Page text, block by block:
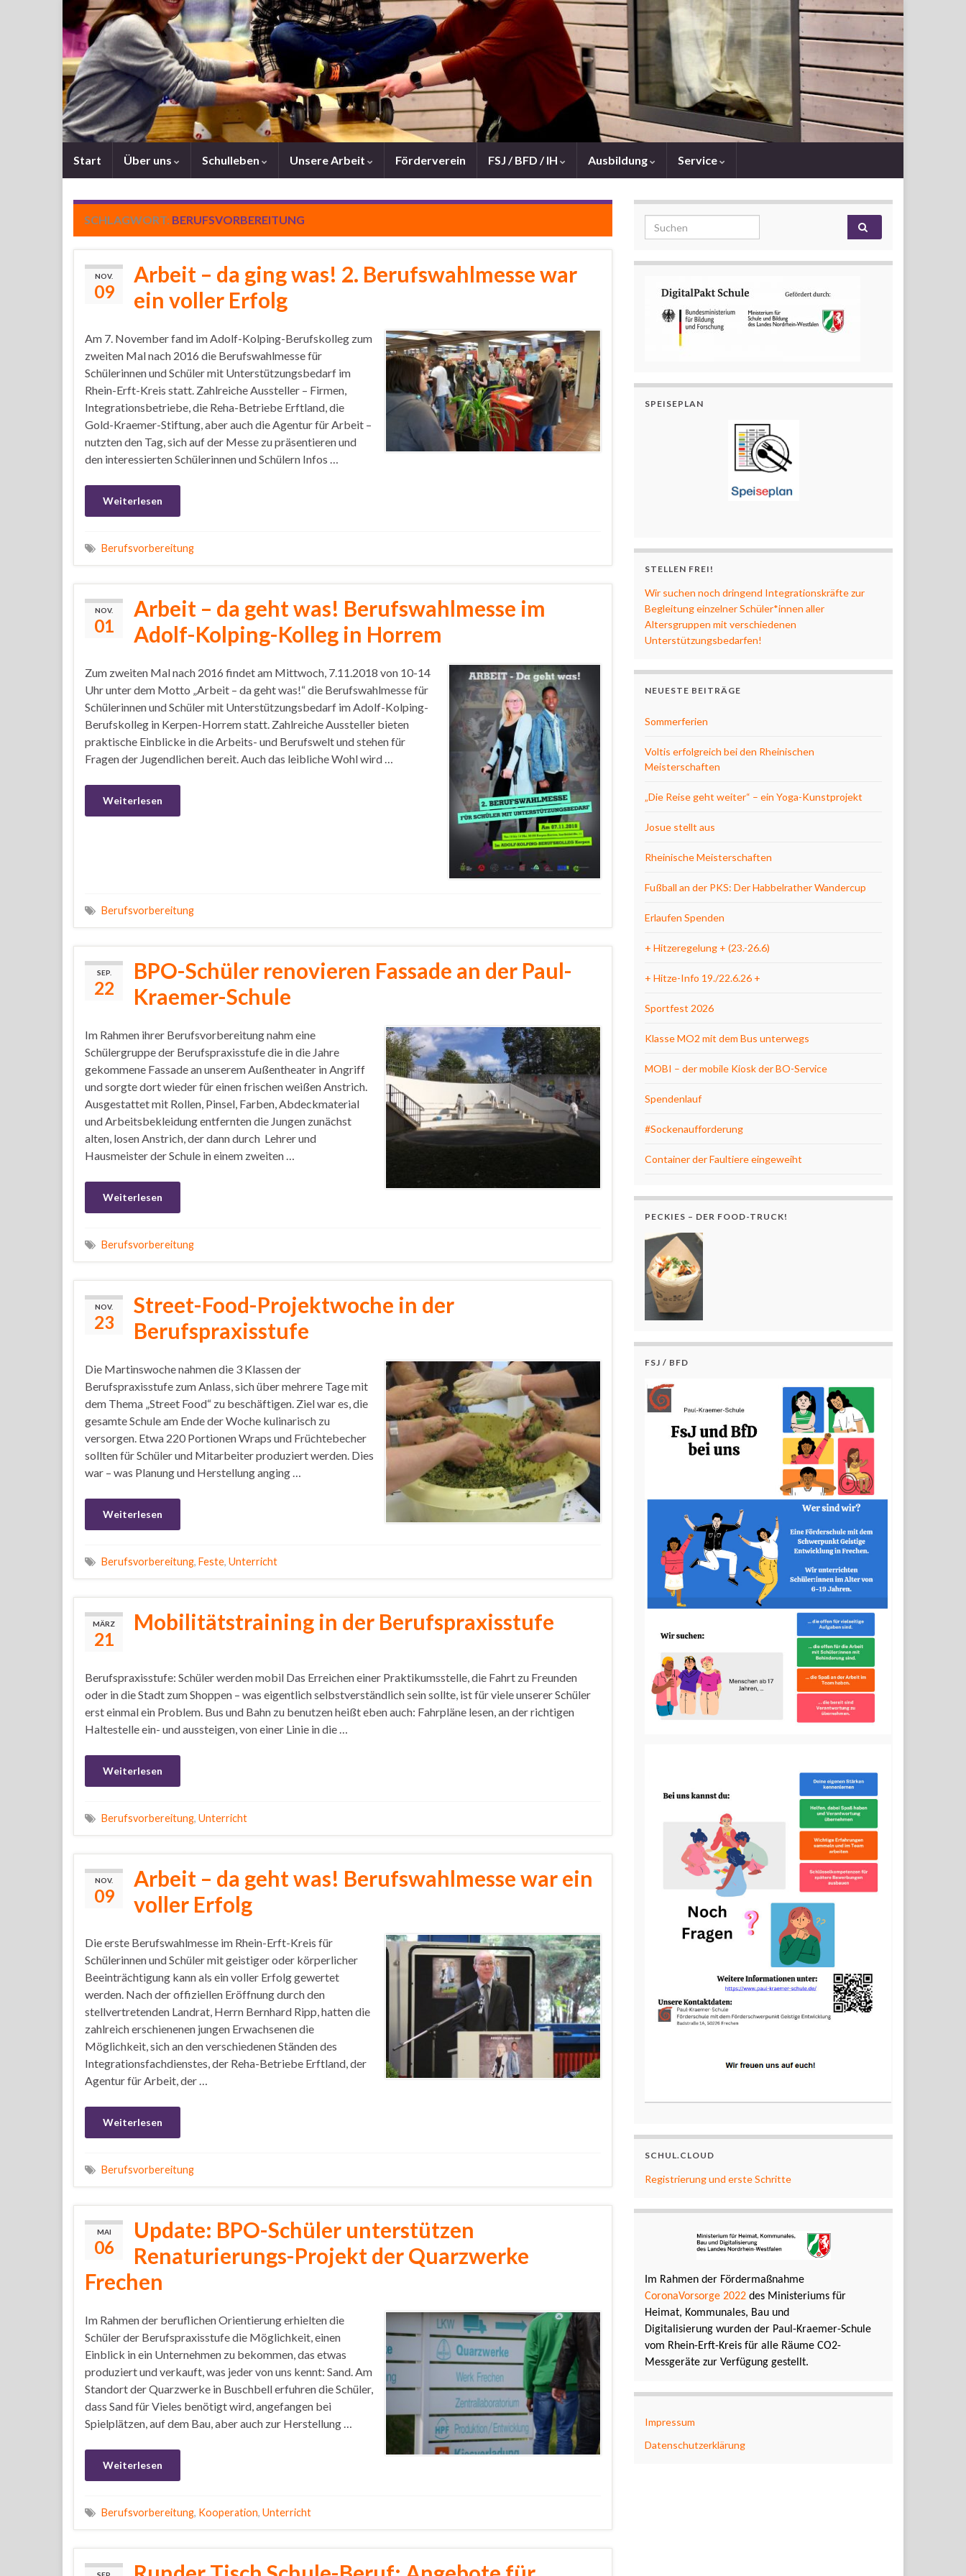
Start Über uns Schulleben Unsere Arbeit Förderverein FSJ / BFD / IH Ausbildung Service
SCHLAGWORT: BERUFSVORBEREITUNG
NOV.
09
Arbeit – da ging was! 2. Berufswahlmesse war
ein voller Erfolg
Am 7. November fand im Adolf-Kolping-Berufskolleg zum
zweiten Mal nach 2016 die Berufswahlmesse für
Schülerinnen und Schüler mit Unterstützungsbedarf im
Rhein-Erft-Kreis statt. Zahlreiche Aussteller – Firmen,
Integrationsbetriebe, die Reha-Betriebe Erftland, die
Gold-Kraemer-Stiftung, aber auch die Agentur für Arbeit –
nutzten den Tag, sich auf der Messe zu präsentieren und
den interessierten Schülerinnen und Schülern Infos …
Weiterlesen
Berufsvorbereitung
NOV.
01
Arbeit – da geht was! Berufswahlmesse im
Adolf-Kolping-Kolleg in Horrem
Zum zweiten Mal nach 2016 findet am Mittwoch, 7.11.2018 von 10-14
Uhr unter dem Motto „Arbeit – da geht was!“ die Berufswahlmesse für
Schülerinnen und Schüler mit Unterstützungsbedarf im Adolf-Kolping-
Berufskolleg in Kerpen-Horrem statt. Zahlreiche Aussteller bieten
praktische Einblicke in die Arbeits- und Berufswelt und stehen für
Fragen der Jugendlichen bereit. Auch das leibliche Wohl wird …
Weiterlesen
Berufsvorbereitung
SEP.
22
BPO-Schüler renovieren Fassade an der Paul-
Kraemer-Schule
Im Rahmen ihrer Berufsvorbereitung nahm eine
Schülergruppe der Berufspraxisstufe die in die Jahre
gekommene Fassade an unserem Außentheater in Angriff
und sorgte dort wieder für einen frischen weißen Anstrich.
Ausgestattet mit Rollen, Pinsel, Farben, Abdeckmaterial
und Arbeitsbekleidung entfernten die Jungen zunächst
alten, losen Anstrich, der dann durch Lehrer und
Hausmeister der Schule in einem zweiten …
Weiterlesen
Berufsvorbereitung
NOV.
23
Street-Food-Projektwoche in der
Berufspraxisstufe
Die Martinswoche nahmen die 3 Klassen der
Berufspraxisstufe zum Anlass, sich über mehrere Tage mit
dem Thema „Street Food“ zu beschäftigen. Ziel war es, die
gesamte Schule am Ende der Woche kulinarisch zu
versorgen. Etwa 220 Portionen Wraps und Früchtebecher
sollten für Schüler und Mitarbeiter produziert werden. Dies
war – was Planung und Herstellung anging …
Weiterlesen
Berufsvorbereitung, Feste, Unterricht
MÄRZ
21
Mobilitätstraining in der Berufspraxisstufe
Berufspraxisstufe: Schüler werden mobil Das Erreichen einer Praktikumsstelle, die Fahrt zu Freunden
oder in die Stadt zum Shoppen – was eigentlich selbstverständlich sein sollte, ist für viele unserer Schüler
erst einmal ein Problem. Bus und Bahn zu benutzen heißt eben auch: Fahrpläne lesen, an der richtigen
Haltestelle ein- und aussteigen, von einer Linie in die …
Weiterlesen
Berufsvorbereitung, Unterricht
NOV.
09
Arbeit – da geht was! Berufswahlmesse war ein
voller Erfolg
Die erste Berufswahlmesse im Rhein-Erft-Kreis für
Schülerinnen und Schüler mit geistiger oder körperlicher
Beeinträchtigung kann als ein voller Erfolg gewertet
werden. Nach der offiziellen Eröffnung durch den
stellvertretenden Landrat, Herrn Bernhard Ripp, hatten die
zahlreich erschienenen jungen Erwachsenen die
Möglichkeit, sich an den verschiedenen Ständen des
Integrationsfachdienstes, der Reha-Betriebe Erftland, der
Agentur für Arbeit, der …
Weiterlesen
Berufsvorbereitung
MAI
06
Update: BPO-Schüler unterstützen
Renaturierungs-Projekt der Quarzwerke
Frechen
Im Rahmen der beruflichen Orientierung erhielten die
Schüler der Berufspraxisstufe die Möglichkeit, einen
Einblick in ein Unternehmen zu bekommen, das etwas
produziert und verkauft, was jeder von uns kennt: Sand. Am
Standort der Quarzwerke in Buschbell erfuhren die Schüler,
dass Sand für Vieles benötigt wird, angefangen bei
Spielplätzen, auf dem Bau, aber auch zur Herstellung …
Weiterlesen
Berufsvorbereitung, Kooperation, Unterricht
Search for:
SPEISEPLAN
STELLEN FREI!
Wir suchen noch dringend Integrationskräfte zur
Begleitung einzelner Schüler*innen aller
Altersgruppen mit verschiedenen
Unterstützungsbedarfen!
NEUESTE BEITRÄGE
Sommerferien
Voltis erfolgreich bei den Rheinischen
Meisterschaften
„Die Reise geht weiter“ – ein Yoga-Kunstprojekt
Josue stellt aus
Rheinische Meisterschaften
Fußball an der PKS: Der Habbelrather Wandercup
Erlaufen Spenden
+ Hitzeregelung + (23.-26.6)
+ Hitze-Info 19./22.6.26 +
Sportfest 2026
Klasse MO2 mit dem Bus unterwegs
MOBI – der mobile Kiosk der BO-Service
Spendenlauf
#Sockenaufforderung
Container der Faultiere eingeweiht
PECKIES – DER FOOD-TRUCK!
FSJ / BFD
SCHUL.CLOUD
Registrierung und erste Schritte
Im Rahmen der Fördermaßnahme
CoronaVorsorge 2022 des Ministeriums für
Heimat, Kommunales, Bau und
Digitalisierung wurden der Paul-Kraemer-Schule
vom Rhein-Erft-Kreis für alle Räume CO2-
Messgeräte zur Verfügung gestellt.
Impressum
Datenschutzerklärung